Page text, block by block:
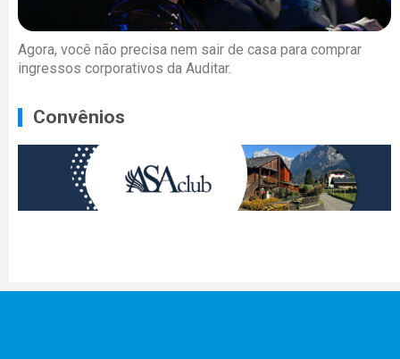
Agora, você não precisa nem sair de casa para comprar
ingressos corporativos da Auditar.
Convênios